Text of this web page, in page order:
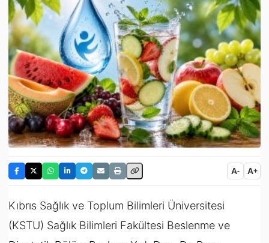
A- A+
Kıbrıs Sağlık ve Toplum Bilimleri Üniversitesi
(KSTU) Sağlık Bilimleri Fakültesi Beslenme ve